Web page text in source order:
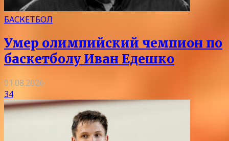
БАСКЕТБОЛ
Умер олимпийский чемпион по
баскетболу Иван Едешко
01.08.2026
34